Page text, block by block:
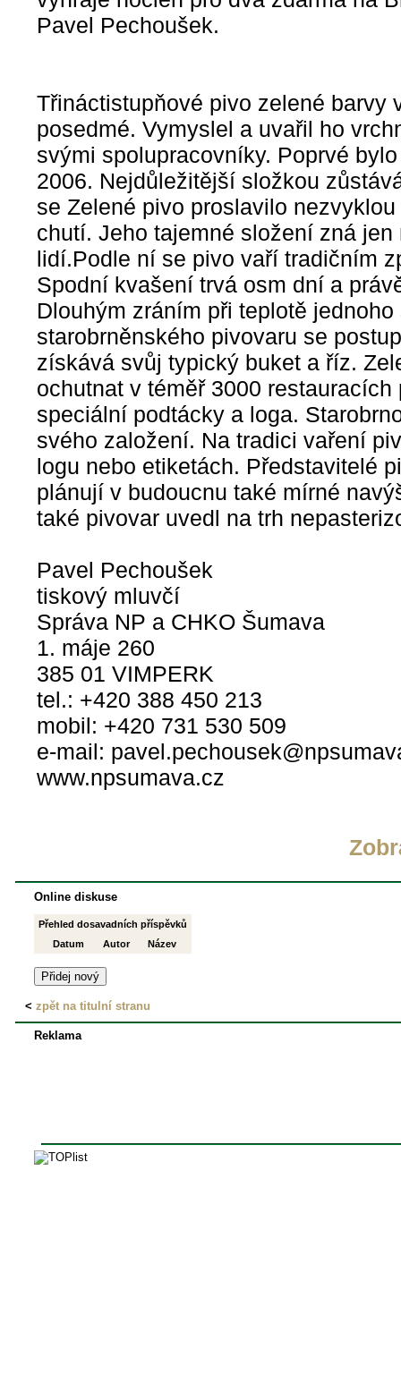
Pavel Pechoušek.
Třináctistupňové pivo zelené barvy
posedmé. Vymyslel a uvařil ho
svými spolupracovníky. Poprvé
2006. Nejdůležitější složkou
se Zelené pivo proslavilo
chutí. Jeho tajemné složení zná
lidí.Podle ní se pivo vaří tradičním
Spodní kvašení trvá osm dní a
Dlouhým zráním při teplotě
starobrněnského pivovaru se
získává svůj typický buket a říz.
ochutnat v téměř 3000
speciální podtácky a loga.
svého založení. Na tradici vaření
logu nebo etiketách. Představitelé
plánují v budoucnu také mírné
také pivovar uvedl na trh
Pavel Pechoušek
tiskový mluvčí
Správa NP a CHKO Šumava
1. máje 260
385 01 VIMPERK
tel.: +420 388 450 213
mobil: +420 731 530 509
e-mail:
www.npsumava.cz
Online diskuse
Přehled dosavadních příspěvků
Datum
Autor Název
< zpět na titulní stranu
Reklama